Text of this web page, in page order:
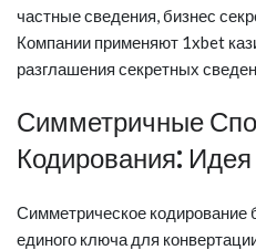
частные сведения, бизнес
Компании применяют 1xbet
разглашения секретных
Симметричные
Кодирования:
Симметрическое кодирование
единого ключа для